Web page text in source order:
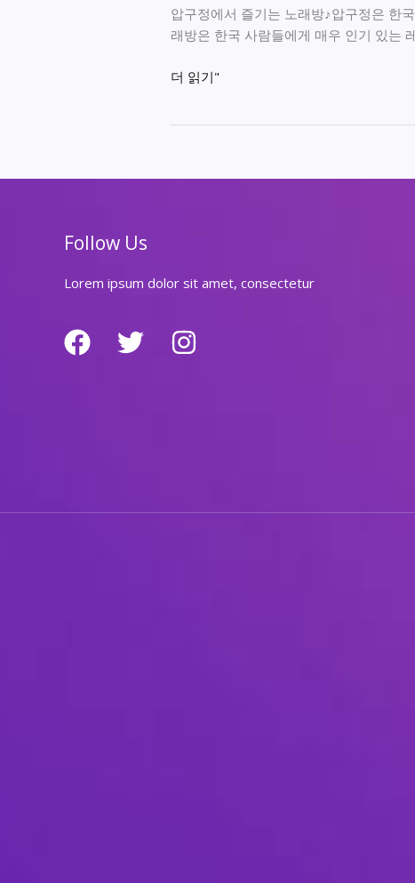
압구정에서 즐기는 노래방♪압구정은 한
래방은 한국 사람들에게 매우 인기 있는
압
즐
방
더 읽기"
Follow Us
Lorem ipsum dolor sit amet, consectetur